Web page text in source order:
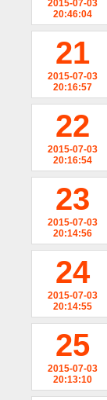
2015-07-03
20:46:04
21
2015-07-03
20:16:57
22
2015-07-03
20:16:54
23
2015-07-03
20:14:56
24
2015-07-03
20:14:55
25
2015-07-03
20:13:10